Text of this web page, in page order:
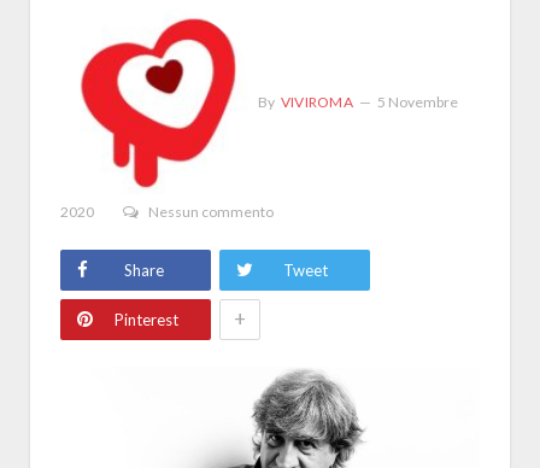
By VIVIROMA 5 Novembre
2020 Nessun commento
Share Tweet
Pinterest +